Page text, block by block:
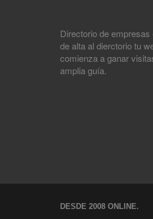
Directorio de
de alta al dierctorio tu
comienza a ganar
amplia guía.
DESDE 2008 ONLINE.